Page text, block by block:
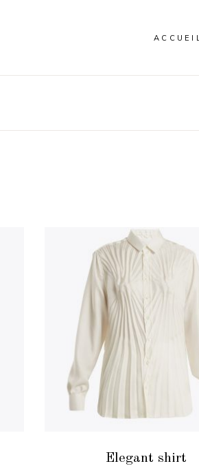
ACCUEIL
Elegant shirt